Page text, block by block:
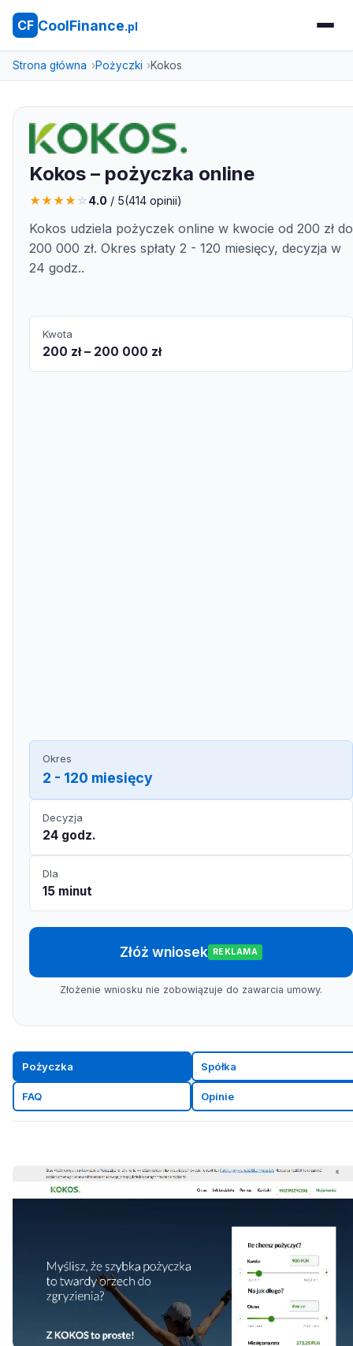
CF CoolFinance.pl
Strona główna Pożyczki Kokos
Kokos – pożyczka online
★★★★☆4.0 / 5(414 opinii)
Kokos udziela pożyczek online w kwocie od 200 zł do
200 000 zł. Okres spłaty 2 - 120 miesięcy, decyzja w
24 godz..
Kwota
200 zł – 200 000 zł
Okres
2 - 120 miesięcy
Decyzja
24 godz.
Dla
15 minut
Złóż wniosek REKLAMA
Złożenie wniosku nie zobowiązuje do zawarcia umowy.
Pożyczka Spółka
FAQ Opinie